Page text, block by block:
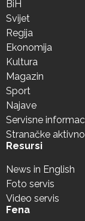
BiH
Svijet
Regija
Ekonomija
Kultura
Magazin
Sport
Najave
Servisne
Stranačke
Resursi
News in English
Foto servis
Video servis
Fena